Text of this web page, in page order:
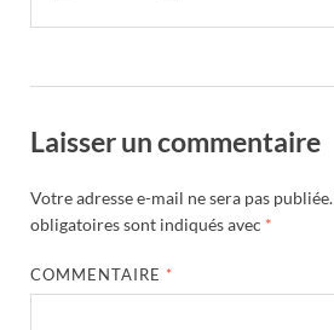
Laisser un commentaire
Votre adresse e-mail ne sera pas publiée.
obligatoires sont indiqués avec *
COMMENTAIRE *